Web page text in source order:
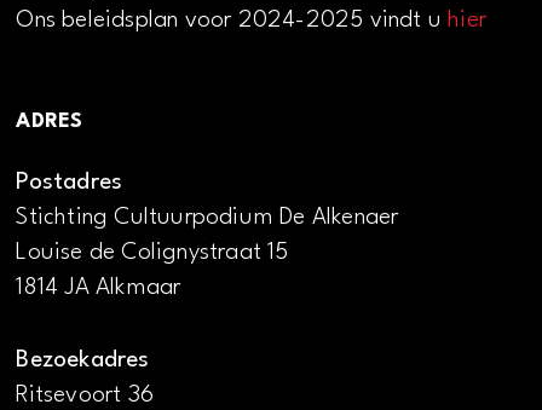
Ons beleidsplan voor 2024-2025 vindt uhier
ADRES
Postadres
Stichting Cultuurpodium De Alkenaer
Louise de Colignystraat 15
1814 JA Alkmaar
Bezoekadres
Ritsevoort 36